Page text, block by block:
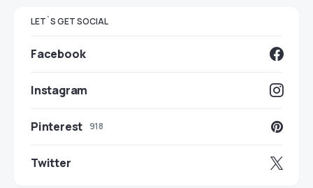
LET`S GET SOCIAL
Facebook
Instagram
Pinterest 918
Twitter